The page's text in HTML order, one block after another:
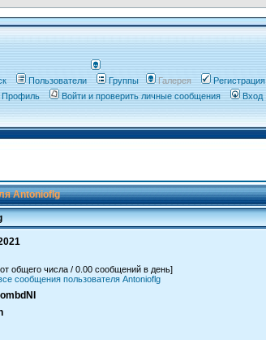
Пользователи Группы Галерея
Регистрация
Профиль Войти и проверить личные сообщения Вход
Antonioflg
общего числа / 0.00 сообщений в день]
сообщения пользователя Antonioflg